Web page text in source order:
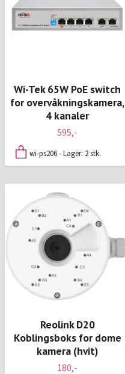
Wi-Tek 65W PoE switch
for overvåkningskamera,
4 kanaler
595,-
wi-ps206 - Lager: 2 stk.
Reolink D20
Koblingsboks for dome
kamera (hvit)
180,-